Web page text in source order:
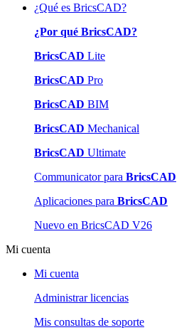
¿Qué es BricsCAD?
¿Por qué BricsCAD?
BricsCAD Lite
BricsCAD Pro
BricsCAD BIM
BricsCAD Mechanical
BricsCAD Ultimate
Communicator para BricsCAD
Aplicaciones para BricsCAD
Nuevo en BricsCAD V26
Mi cuenta
Mi cuenta
Administrar licencias
Mis consultas de soporte